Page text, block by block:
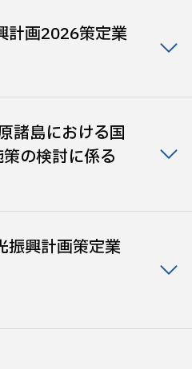
計画2026策定業
諸島における国
の検討に係る
振興計画策定業